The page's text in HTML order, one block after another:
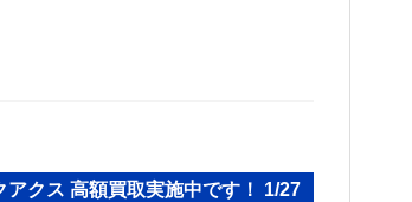
クス 高額買取実施中です！ 1/27